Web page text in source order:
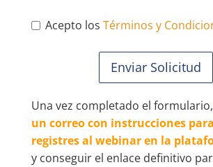
Acepto los Términos y
Enviar Solicitud
Una vez completado el formulario,
un correo con instrucciones
registres al webinar en la
y conseguir el enlace definitivo